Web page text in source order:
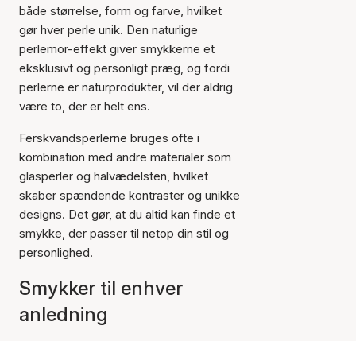
både størrelse, form og farve, hvilket
gør hver perle unik. Den naturlige
perlemor-effekt giver smykkerne et
eksklusivt og personligt præg, og fordi
perlerne er naturprodukter, vil der aldrig
være to, der er helt ens.
Ferskvandsperlerne bruges ofte i
kombination med andre materialer som
glasperler og halvædelsten, hvilket
skaber spændende kontraster og unikke
designs. Det gør, at du altid kan finde et
smykke, der passer til netop din stil og
personlighed.
Smykker til enhver
anledning